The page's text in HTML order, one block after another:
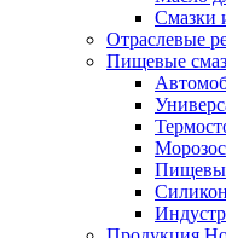
Смазки
Отраслевые
Пищевые